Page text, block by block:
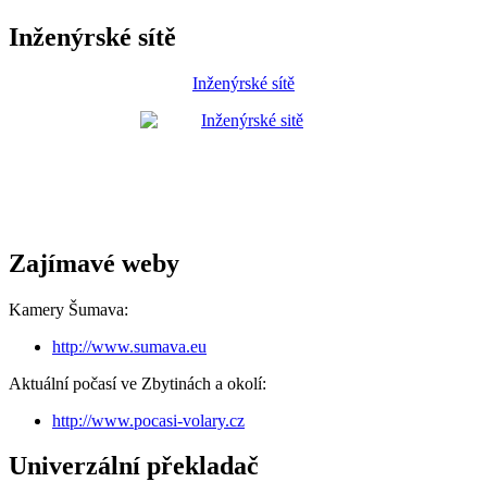
Inženýrské sítě
Inženýrské sítě
Zajímavé weby
Kamery Šumava:
http://www.sumava.eu
Aktuální počasí ve Zbytinách a okolí:
http://www.pocasi-volary.cz
Univerzální překladač